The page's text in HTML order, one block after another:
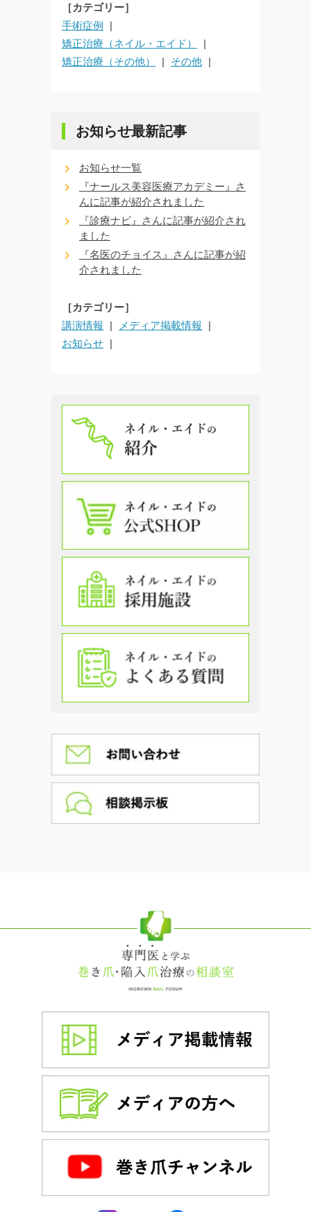
［カテゴリー］
手術症例
矯正治療（ネイル・エイド）
矯正治療（その他）
その他
お知らせ最新記事
お知らせ一覧
『ナールス美容医療アカデミー』さ
んに記事が紹介されました
『診療ナビ』さんに記事が紹介され
ました
『名医のチョイス』さんに記事が紹
介されました
［カテゴリー］
講演情報
メディア掲載情報
お知らせ